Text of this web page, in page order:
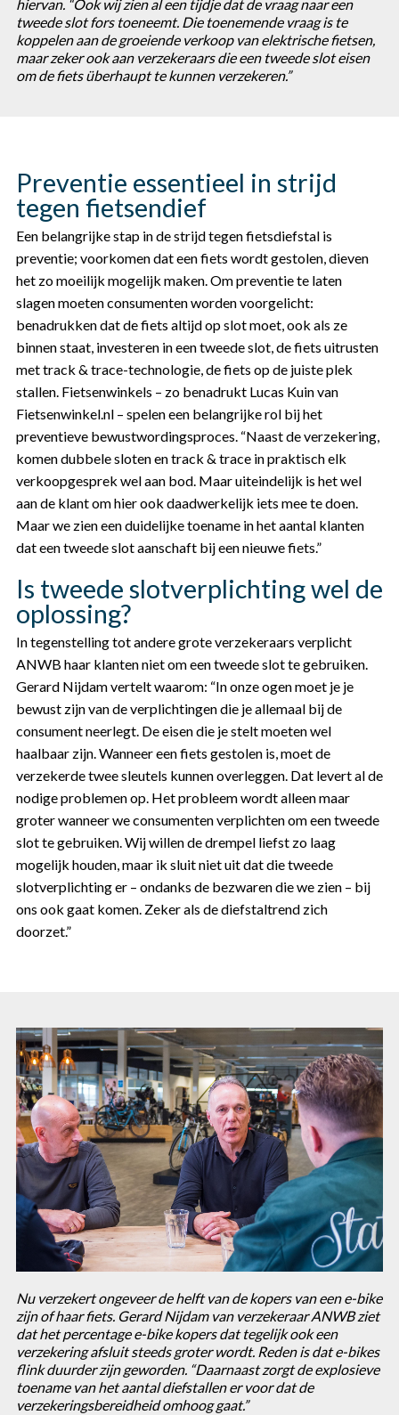
hiervan. “Ook wij zien al een tijdje dat de vraag naar een
tweede slot fors toeneemt. Die toenemende vraag is te
koppelen aan de groeiende verkoop van elektrische fietsen,
maar zeker ook aan verzekeraars die een tweede slot eisen
om de fiets überhaupt te kunnen verzekeren.”
Preventie essentieel in strijd
tegen fietsendief
Een belangrijke stap in de strijd tegen fietsdiefstal is
preventie; voorkomen dat een fiets wordt gestolen, dieven
het zo moeilijk mogelijk maken. Om preventie te laten
slagen moeten consumenten worden voorgelicht:
benadrukken dat de fiets altijd op slot moet, ook als ze
binnen staat, investeren in een tweede slot, de fiets uitrusten
met track & trace-technologie, de fiets op de juiste plek
stallen. Fietsenwinkels – zo benadrukt Lucas Kuin van
Fietsenwinkel.nl – spelen een belangrijke rol bij het
preventieve bewustwordingsproces. “Naast de verzekering,
komen dubbele sloten en track & trace in praktisch elk
verkoopgesprek wel aan bod. Maar uiteindelijk is het wel
aan de klant om hier ook daadwerkelijk iets mee te doen.
Maar we zien een duidelijke toename in het aantal klanten
dat een tweede slot aanschaft bij een nieuwe fiets.”
Is tweede slotverplichting wel de
oplossing?
In tegenstelling tot andere grote verzekeraars verplicht
ANWB haar klanten niet om een tweede slot te gebruiken.
Gerard Nijdam vertelt waarom: “In onze ogen moet je je
bewust zijn van de verplichtingen die je allemaal bij de
consument neerlegt. De eisen die je stelt moeten wel
haalbaar zijn. Wanneer een fiets gestolen is, moet de
verzekerde twee sleutels kunnen overleggen. Dat levert al de
nodige problemen op. Het probleem wordt alleen maar
groter wanneer we consumenten verplichten om een tweede
slot te gebruiken. Wij willen de drempel liefst zo laag
mogelijk houden, maar ik sluit niet uit dat die tweede
slotverplichting er – ondanks de bezwaren die we zien – bij
ons ook gaat komen. Zeker als de diefstaltrend zich
doorzet.”
Nu verzekert ongeveer de helft van de kopers van een e-bike
zijn of haar fiets. Gerard Nijdam van verzekeraar ANWB ziet
dat het percentage e-bike kopers dat tegelijk ook een
verzekering afsluit steeds groter wordt. Reden is dat e-bikes
flink duurder zijn geworden. “Daarnaast zorgt de explosieve
toename van het aantal diefstallen er voor dat de
verzekeringsbereidheid omhoog gaat.”